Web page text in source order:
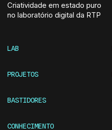
Criatividade em estado puro
no laboratório digital da RTP
LAB
PROJETOS
BASTIDORES
CONHECIMENTO